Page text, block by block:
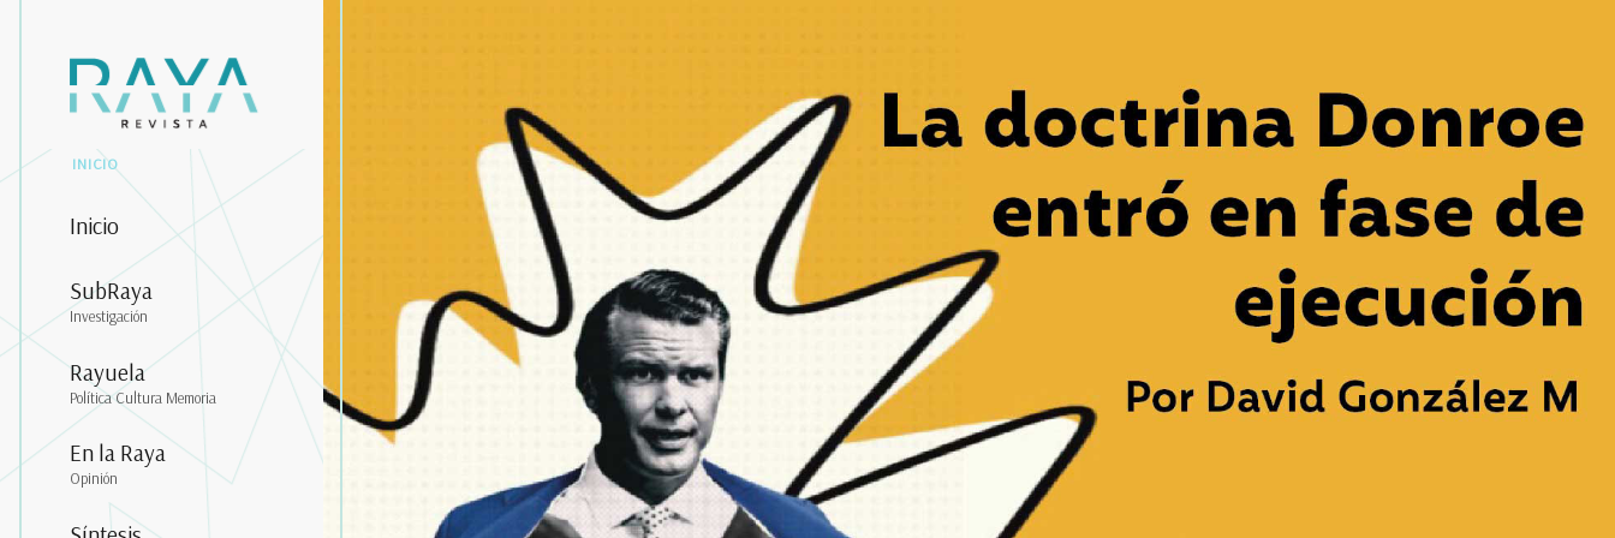
INICIO
Inicio
SubRaya
Investigación
Rayuela
Política Cultura Memoria
En la Raya
Opinión